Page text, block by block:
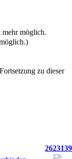
zu dieser
2623139